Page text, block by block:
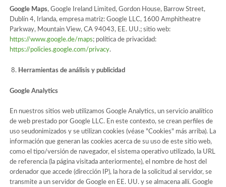
Google Maps, Google Ireland Limited, Gordon House, Barrow Street,
Dublín 4, Irlanda, empresa matriz: Google LLC, 1600 Amphitheatre
Parkway, Mountain View, CA 94043, EE. UU.; sitio web:
https://www.google.de/maps; política de privacidad:
https://policies.google.com/privacy.
Herramientas de análisis y publicidad
Google Analytics
En nuestros sitios web utilizamos Google Analytics, un servicio analítico
de web prestado por Google LLC. En este contexto, se crean perfiles de
uso seudonimizados y se utilizan cookies (véase "Cookies" más arriba). La
información que generan las cookies acerca de su uso de este sitio web,
como el tipo/versión de navegador, el sistema operativo utilizado, la URL
de referencia (la página visitada anteriormente), el nombre de host del
ordenador que accede (dirección IP), la hora de la solicitud al servidor, se
transmite a un servidor de Google en EE. UU. y se almacena allí. Google